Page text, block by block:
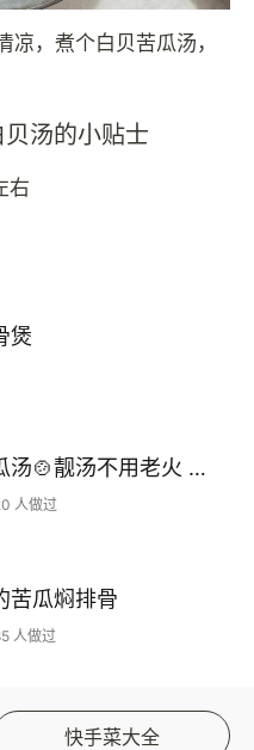
，煮个白贝苦瓜汤，
汤的小贴士
右
煲
花甲苦瓜汤🍲靓汤不用老火 快手鲜味满口回甘 特别适合上班一族！
人做过
苦瓜焖排骨
人做过
快手菜大全